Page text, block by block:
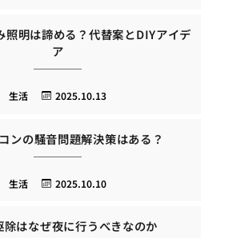
照明は諦める？代替案とDIYアイデ
ア
2025.10.13
生活
ンの騒音問題解決策はある？
2025.10.10
生活
除はなぜ夜に行うべきなのか